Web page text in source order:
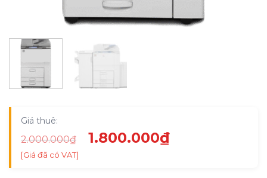
Giá thuê:
2.000.000₫
Giá
1.800.000₫Giá
[Giá đã có VAT]